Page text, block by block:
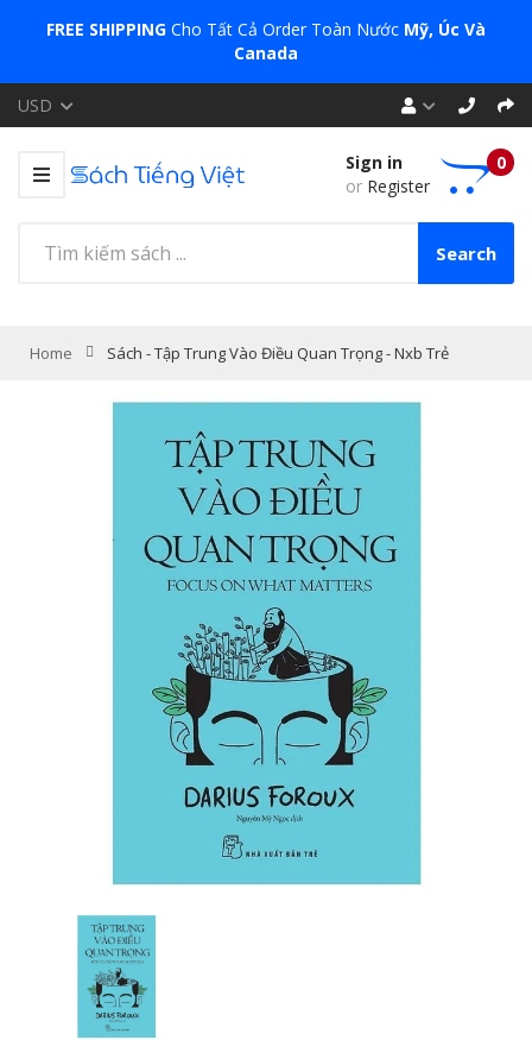
FREE SHIPPING Cho Tất Cả Order Toàn Nước Mỹ, Úc Và
Canada
USD
Sign in
or Register
0
Search
Home Sách - Tập Trung Vào Điều Quan Trọng - Nxb Trẻ